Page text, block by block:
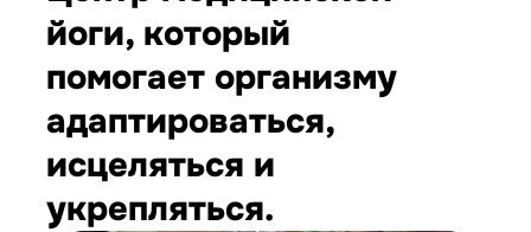
йоги, который
помогает организму
адаптироваться,
исцеляться и
укрепляться.